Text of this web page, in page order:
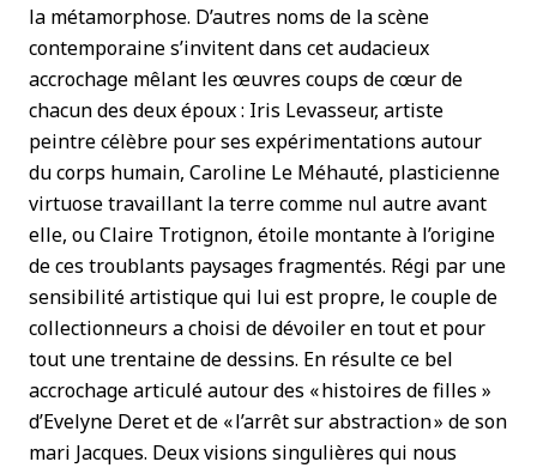
la métamorphose. D’autres noms de la scène
contemporaine s’invitent dans cet audacieux
accrochage mêlant les œuvres coups de cœur de
chacun des deux époux : Iris Levasseur, artiste
peintre célèbre pour ses expérimentations autour
du corps humain, Caroline Le Méhauté, plasticienne
virtuose travaillant la terre comme nul autre avant
elle, ou Claire Trotignon, étoile montante à l’origine
de ces troublants paysages fragmentés. Régi par une
sensibilité artistique qui lui est propre, le couple de
collectionneurs a choisi de dévoiler en tout et pour
tout une trentaine de dessins. En résulte ce bel
accrochage articulé autour des « histoires de filles »
d’Evelyne Deret et de « l’arrêt sur abstraction » de son
mari Jacques. Deux visions singulières qui nous